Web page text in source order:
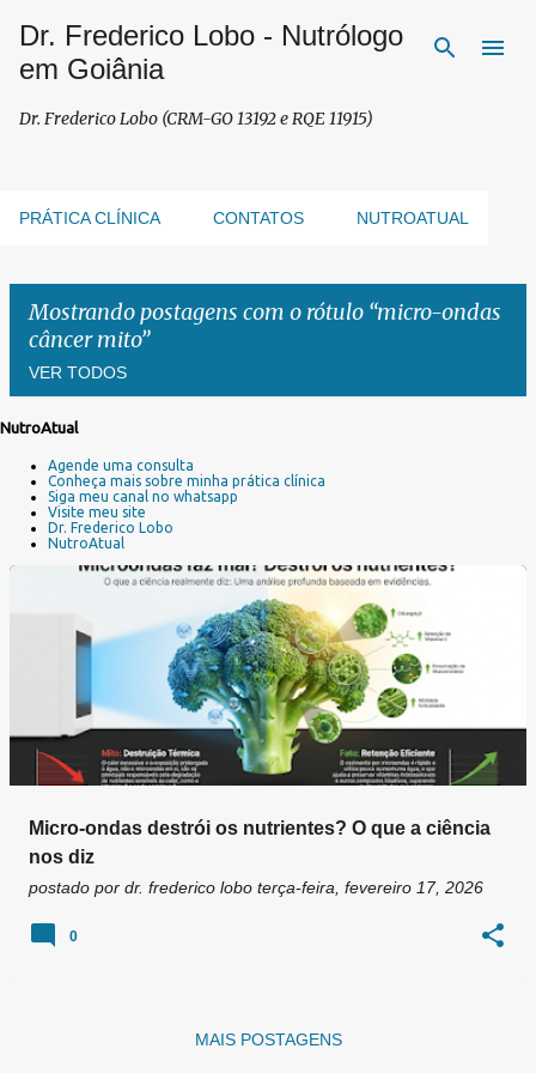
Pular para o conteúdo principal
Dr. Frederico Lobo - Nutrólogo
em Goiânia
Dr. Frederico Lobo (CRM-GO 13192 e RQE 11915)
PRÁTICA CLÍNICA CONTATOS NUTROATUAL
Mostrando postagens com o rótulo micro-ondas
câncer mito
VER TODOS
g
NutroAtual
Agende uma consulta
Conheça mais sobre minha prática clínica
Siga meu canal no whatsapp
Visite meu site
Dr. Frederico Lobo
NutroAtual
Micro-ondas destrói os nutrientes? O que a ciência
nos diz
postado por dr. frederico lobo terça-feira, fevereiro 17, 2026
0
MAIS POSTAGENS